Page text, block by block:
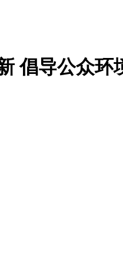
倡导公众环